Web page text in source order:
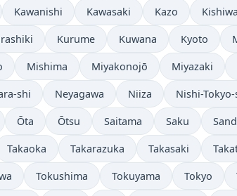
Kawanishi Kawasaki Kazo
Kurume Kuwana Kyoto
Mishima Miyakonojō Miyazaki
shi Neyagawa Niiza Nishi-
Ōta Ōtsu Saitama Saku
Takaoka Takarazuka Takasaki
Tokushima Tokuyama Tokyo